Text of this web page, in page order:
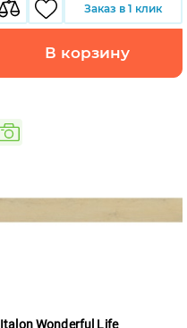
Заказ в 1 клик
В корзину
Italon Wonderful Life